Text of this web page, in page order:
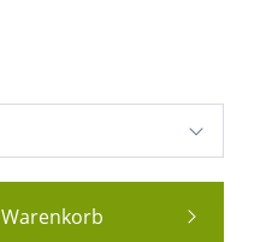
Warenkorb